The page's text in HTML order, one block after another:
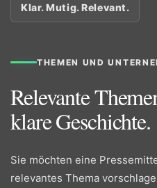
Klar. Mutig. Relevant.
THEMEN UND
Relevante
klare Geschichte.
Sie möchten eine
relevantes Thema